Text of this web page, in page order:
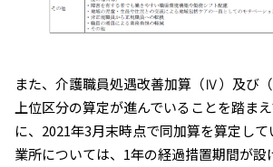
また、介護職員処遇改善加算（Ⅳ）及び
上位区分の算定が進んでいることを踏ま
に、2021年3月末時点で同加算を算定し
業所については、1年の経過措置期間が設